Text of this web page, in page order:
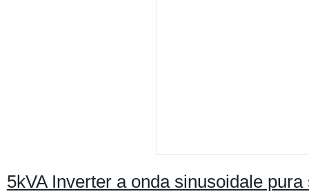
5kVA Inverter a onda sinusoidale